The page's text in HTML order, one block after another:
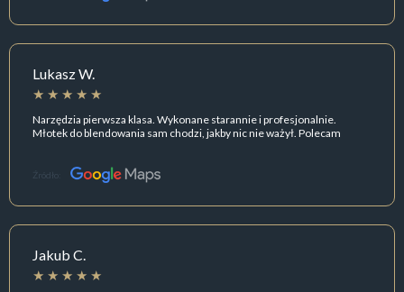
Lukasz W.
Narzędzia pierwsza klasa. Wykonane starannie i profesjonalnie.
Młotek do blendowania sam chodzi, jakby nic nie ważył. Polecam
Źródło:
Jakub C.